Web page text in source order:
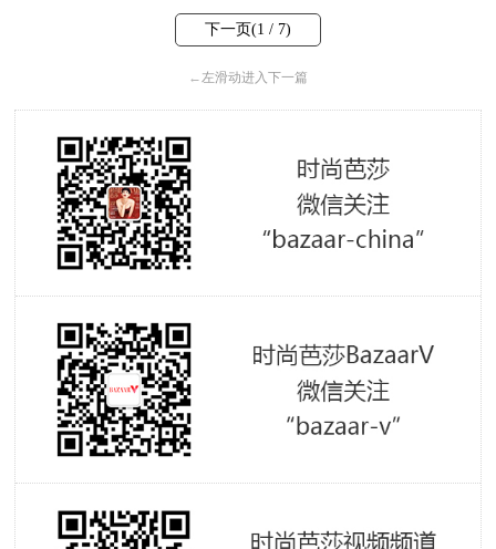
下一页(1 / 7)
← 左滑动进入下一篇